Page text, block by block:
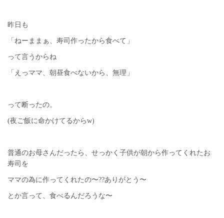
昨日も
「ねーままぁ、寿司作ったから食べて」
って言うからね
「えっママ、朝昼食べないから、無理」
って断ったの。
(夜ご飯に命かけてるからw)
普通のお母さんだったら、せっかく子供が朝から作ってくれたお
寿司を
ママの為に作ってくれたの〜??ありがとう〜
とか言って、食べるんだろうな〜